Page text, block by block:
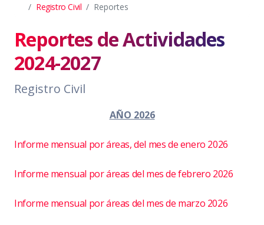
Registro Civil
Reportes
Reportes de Actividades
2024-2027
Registro Civil
AÑO 2026
Informe mensual por áreas, del mes de enero 2026
Informe mensual por áreas del mes de febrero 2026
Informe mensual por áreas del mes de marzo 2026